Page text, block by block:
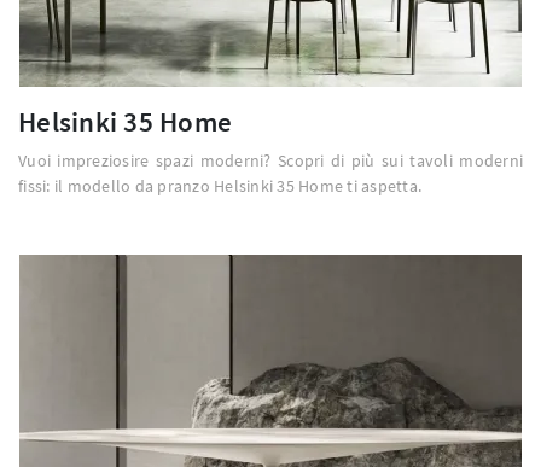
Helsinki 35 Home
Vuoi impreziosire spazi moderni? Scopri di più sui tavoli moderni
fissi: il modello da pranzo Helsinki 35 Home ti aspetta.